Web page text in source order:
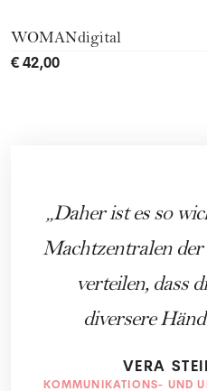
WOMANdigital
€ 42,00
Daher ist es so
Machtzentralen
verteilen, dass
diversere
VERA
KOMMUNIKATIONS- UND